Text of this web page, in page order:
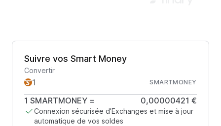
Suivre vos Smart Money
Convertir
SMARTMONEY
1 SMARTMONEY = 0,00000421 €
Connexion sécurisée d’Exchanges et mise à jour
automatique de vos soldes